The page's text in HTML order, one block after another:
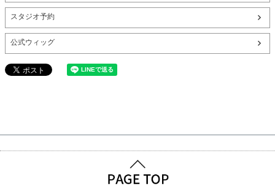
スタジオ予約
公式ウィッグ